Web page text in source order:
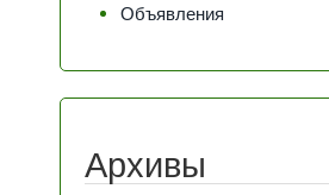
Объявления
Архивы